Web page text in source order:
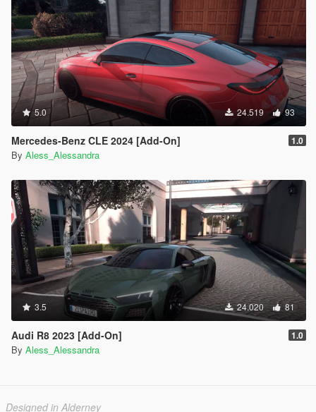
5.0 24.519 93
Mercedes-Benz CLE 2024 [Add-On] 1.0
By Aless_Alessandra
3.5 24.020 81
Audi R8 2023 [Add-On] 1.0
By Aless_Alessandra
Designed in Alderney